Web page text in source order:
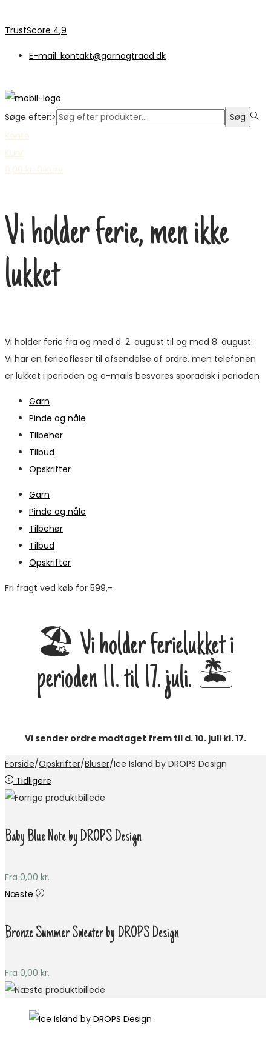
TrustScore 4,9
E-mail: kontakt@garnogtraad.dk
Søge efter:>
Søg
Konto
Kurv
0,00 kr. 0 Kurv
Vi holder ferie, men ikke
lukket
Vi holder ferie fra og med d. 2. august til og med 8. august.
Vi har en ferieafløser til afsendelse af ordre, men telefonen
er lukket i perioden og e-mails besvares sporadisk i perioden
Garn
Pinde og nåle
Tilbehør
Tilbud
Opskrifter
Garn
Pinde og nåle
Tilbehør
Tilbud
Opskrifter
Fri fragt ved køb for 599,-
🏖️ Vi holder ferielukket i
perioden 11. til 17. juli. 🏝️
Vi sender ordre modtaget frem til d. 10. juli kl. 17.
Forside/Opskrifter/Bluser/Ice Island by DROPS Design
Tidligere
Baby Blue Note by DROPS Design
Fra 0,00 kr.
Næste
Bronze Summer Sweater by DROPS Design
Fra 0,00 kr.